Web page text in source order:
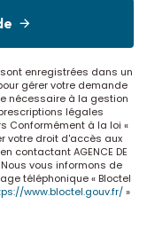
m2 par an
m2 par an
enregistrées dans un
gérer votre demande
nécessaire à la gestion
légales
Conformément à la loi «
votre droit d'accès aux
contactant AGENCE DE
vous informons de
téléphonique « Bloctel
www.bloctel.gouv.fr/»